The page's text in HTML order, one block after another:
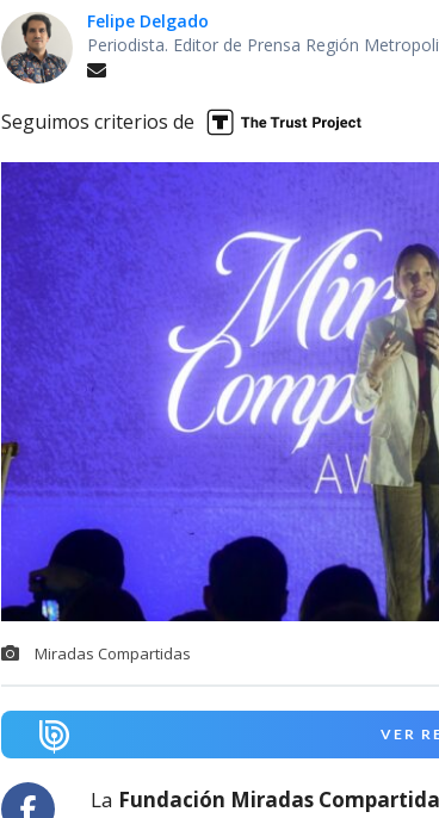
Felipe Delgado
Periodista. Editor de Prensa Región
Seguimos criterios de
Miradas Compartidas
VER
La Fundación Miradas